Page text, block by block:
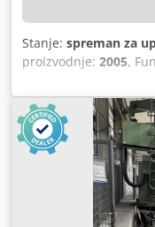
Stanje: spreman za
proizvodnje: 2005,
udaljenost
mm, prečnik obrade:
prečnik obrteža
DETALJI Prečnik
250 mm Visina
mm Hod - Z osa: 700
1 - 6.000 o/min
38,00 kW Glava